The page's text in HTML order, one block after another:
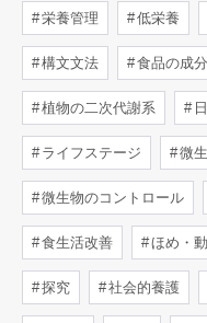
栄養管理 低栄養
構文文法 食品の成分
植物の二次代謝系
ライフステージ 微
微生物のコントロール
食生活改善 ほめ・
探究 社会的養護